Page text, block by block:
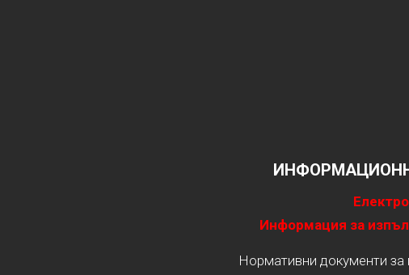
Информация за
Нормативни документи за